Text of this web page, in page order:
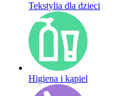
Tekstylia dla dzieci
Higiena i kąpiel